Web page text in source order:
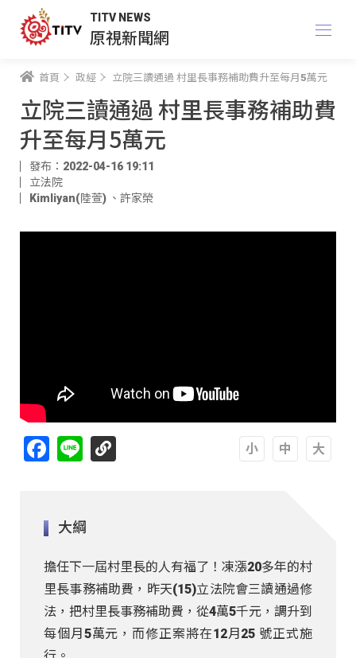
TITV NEWS
原視新聞網
首頁 政經 立院三讀通過 村里長事務補助費升至每月5萬元
立院三讀通過 村里長事務補助費
升至每月5萬元
發布：2022-04-16 19:11
立法院
Kimliyan(陸萱) 、 許家榮
Facebook
Line
大綱
擔任下一屆村里長的人有福了！凍漲20多年的村
里長事務補助費，昨天(15)立法院會三讀通過修
法，把村里長事務補助費，從4萬5千元，調升到
每個月5萬元，而修正案將在12月25 號正式施